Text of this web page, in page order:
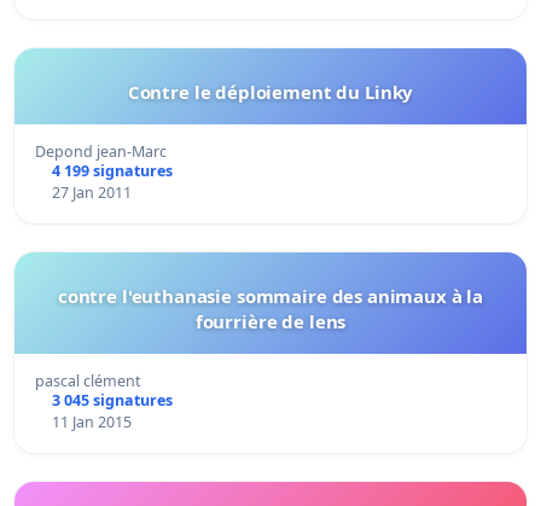
Contre le déploiement du Linky
Depond jean-Marc
4 199 signatures
27 Jan 2011
contre l'euthanasie sommaire des animaux à la
fourrière de lens
pascal clément
3 045 signatures
11 Jan 2015